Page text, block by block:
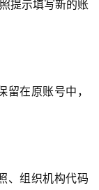
提示填写新的账
在原账号中，
、组织机构代码